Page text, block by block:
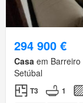
294 900 €
Casa em
Setúbal
T3 1